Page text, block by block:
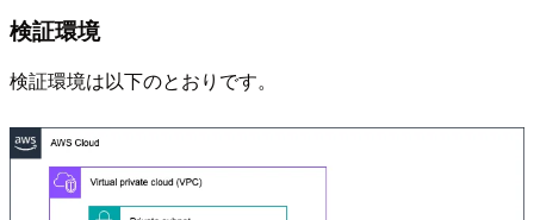
検証環境
検証環境は以下のとおりです。